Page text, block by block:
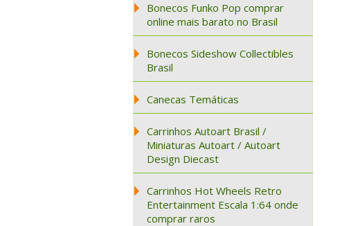
Bonecos Funko Pop comprar
online mais barato no Brasil
Bonecos Sideshow Collectibles
Brasil
Canecas Temáticas
Carrinhos Autoart Brasil /
Miniaturas Autoart / Autoart
Design Diecast
Carrinhos Hot Wheels Retro
Entertainment Escala 1:64 onde
comprar raros